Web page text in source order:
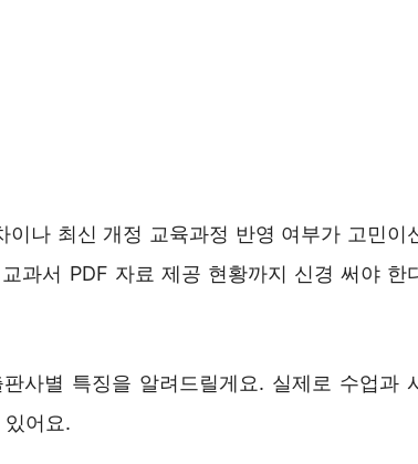
나 최신 개정 교육과정 반영 여부가 고민이
과서 PDF 자료 제공 현황까지 신경 써야 한
사별 특징을 알려드릴게요. 실제로 수업과
어요.